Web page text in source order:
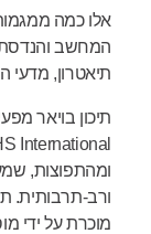
אלו כמה
המחשב והנדסת
תיאטרון, מדעי
תיכון בויאר
ומהתפוצות,
ורב-תרבותית.
מוכרת על ידי